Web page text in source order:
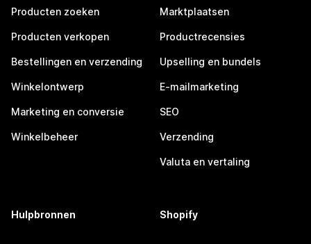
Producten zoeken
Producten verkopen
Bestellingen en verzending
Winkelontwerp
Marketing en conversie
Winkelbeheer
Marktplaatsen
Productrecensies
Upselling en bundels
E-mailmarketing
SEO
Verzending
Valuta en vertaling
Hulpbronnen Shopify